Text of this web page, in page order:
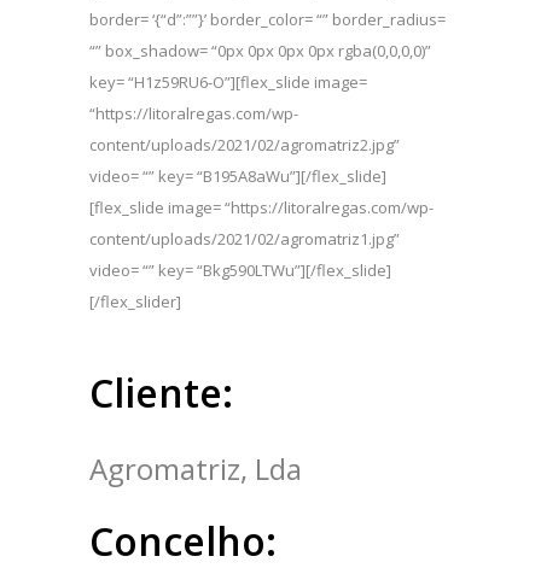
border= ‘{“d”:””}’ border_color= “” border_radius=
“” box_shadow= “0px 0px 0px 0px rgba(0,0,0,0)”
key= “H1z59RU6-O”][flex_slide image=
“https://litoralregas.com/wp-
content/uploads/2021/02/agromatriz2.jpg”
video= “” key= “B195A8aWu”][/flex_slide]
[flex_slide image= “https://litoralregas.com/wp-
content/uploads/2021/02/agromatriz1.jpg”
video= “” key= “Bkg590LTWu”][/flex_slide]
[/flex_slider]
Cliente:
Agromatriz, Lda
Concelho: